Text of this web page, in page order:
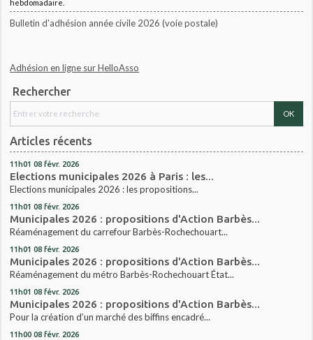
hebdomadaire.
Bulletin d'adhésion année civile 2026 (voie postale)
Adhésion en ligne sur HelloAsso
Rechercher
Articles récents
11h01 08 févr. 2026
Elections municipales 2026 à Paris : les...
Elections municipales 2026 : les propositions...
11h01 08 févr. 2026
Municipales 2026 : propositions d'Action Barbès...
Réaménagement du carrefour Barbès-Rochechouart...
11h01 08 févr. 2026
Municipales 2026 : propositions d'Action Barbès...
Réaménagement du métro Barbès-Rochechouart État...
11h01 08 févr. 2026
Municipales 2026 : propositions d'Action Barbès...
Pour la création d’un marché des biffins encadré...
11h00 08 févr. 2026